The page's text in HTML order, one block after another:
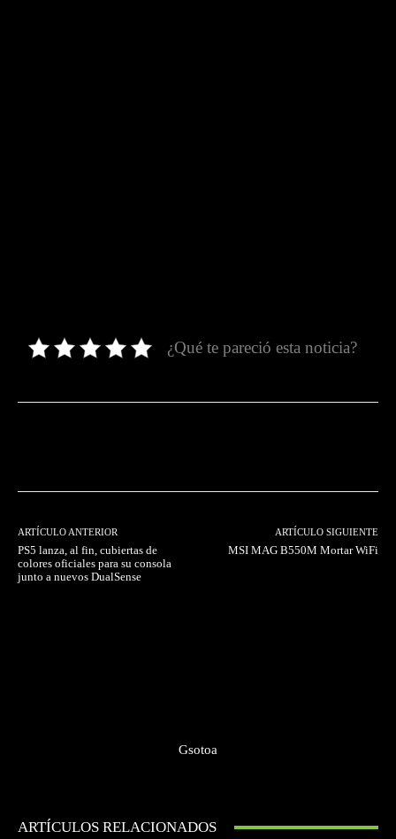
¿Qué te pareció esta noticia?
ARTÍCULO ANTERIOR
PS5 lanza, al fin, cubiertas de
colores oficiales para su consola
junto a nuevos DualSense
ARTÍCULO SIGUIENTE
MSI MAG B550M Mortar WiFi
Gsotoa
ARTÍCULOS RELACIONADOS